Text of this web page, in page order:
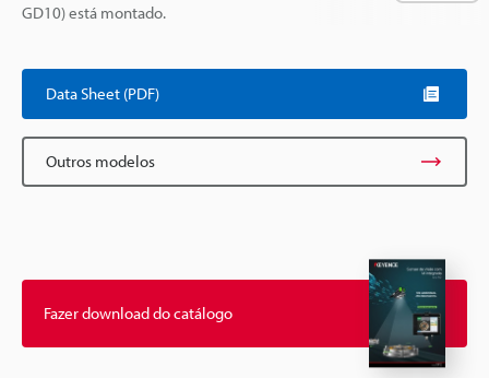
GD10) está montado.
Data Sheet (PDF)
Outros modelos
Fazer download do catálogo